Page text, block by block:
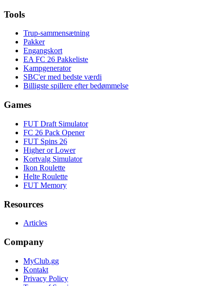
Tools
Trup-sammensætning
Pakker
Engangskort
EA FC 26 Pakkeliste
Kampgenerator
SBC'er med bedste værdi
Billigste spillere efter bedømmelse
Games
FUT Draft Simulator
FC 26 Pack Opener
FUT Spins 26
Higher or Lower
Kortvalg Simulator
Ikon Roulette
Helte Roulette
FUT Memory
Resources
Articles
Company
MyClub.gg
Kontakt
Privacy Policy